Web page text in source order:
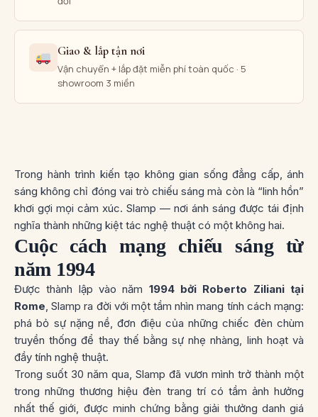
Giao & lắp tận nơi
Vận chuyển + lắp đặt miễn phí toàn quốc · 5
showroom 3 miền
Trong hành trình kiến tạo không gian sống đẳng cấp, ánh
sáng không chỉ đóng vai trò chiếu sáng mà còn là “linh hồn”
khơi gợi mọi cảm xúc. Slamp — nơi ánh sáng được tái định
nghĩa thành những kiệt tác nghệ thuật có một không hai.
Cuộc cách mạng chiếu sáng từ
năm 1994
Được thành lập vào năm 1994 bởi Roberto Ziliani tại
Rome , Slamp ra đời với một tầm nhìn mang tính cách mạng:
phá bỏ sự nặng nề, đơn điệu của những chiếc đèn chùm
truyền thống để thay thế bằng sự nhẹ nhàng, linh hoạt và
đầy tính nghệ thuật.
Trong suốt 30 năm qua, Slamp đã vươn mình trở thành một
trong những thương hiệu đèn trang trí có tầm ảnh hưởng
nhất thế giới, được minh chứng bằng giải thưởng danh giá